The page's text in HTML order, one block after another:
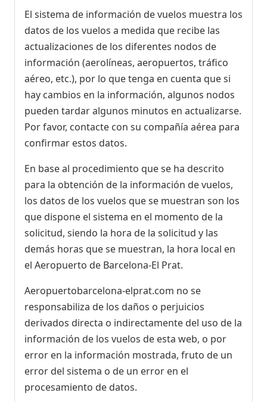
El sistema de información de vuelos muestra los
datos de los vuelos a medida que recibe las
actualizaciones de los diferentes nodos de
información (aerolíneas, aeropuertos, tráfico
aéreo, etc.), por lo que tenga en cuenta que si
hay cambios en la información, algunos nodos
pueden tardar algunos minutos en actualizarse.
Por favor, contacte con su compañía aérea para
confirmar estos datos.
En base al procedimiento que se ha descrito
para la obtención de la información de vuelos,
los datos de los vuelos que se muestran son los
que dispone el sistema en el momento de la
solicitud, siendo la hora de la solicitud y las
demás horas que se muestran, la hora local en
el Aeropuerto de Barcelona-El Prat.
Aeropuertobarcelona-elprat.com no se
responsabiliza de los daños o perjuicios
derivados directa o indirectamente del uso de la
información de los vuelos de esta web, o por
error en la información mostrada, fruto de un
error del sistema o de un error en el
procesamiento de datos.